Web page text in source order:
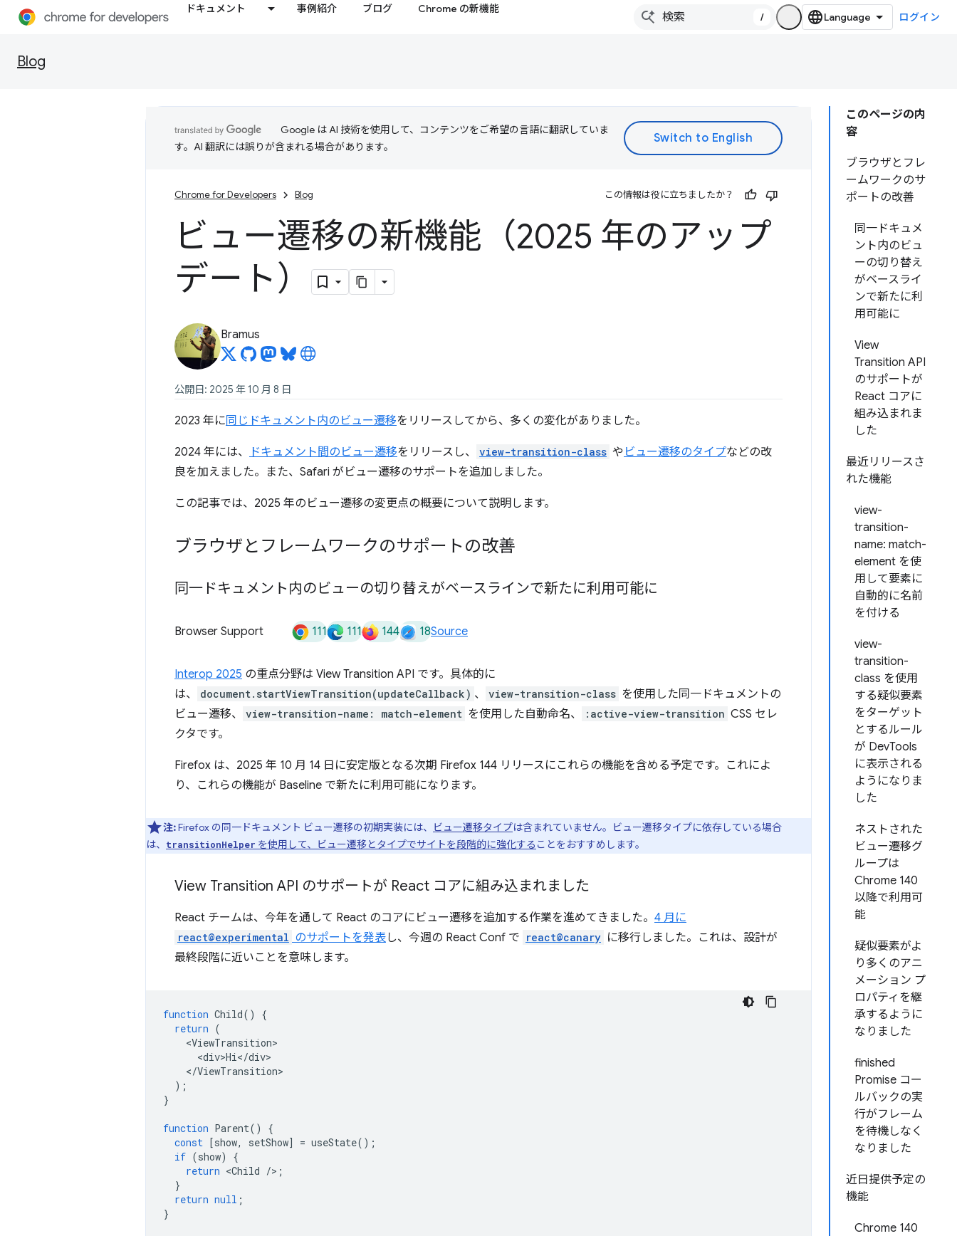
ドキュメント 事例紹介 ブログ Chrome の新機能
/ ログイン
Blog
このページの内
容
ブラウザとフレ
ームワークのサ
ポートの改善
同一ドキュメ
ント内のビュ
ーの切り替え
がベースライ
ンで新たに利
用可能に
View
Transition API
のサポートが
React コアに
組み込まれま
した
最近リリースさ
れた機能
view-
transition-
name: match-
element を使
用して要素に
自動的に名前
を付ける
view-
transition-
class を使用
する疑似要素
をターゲット
とするルール
が DevTools
に表示される
ようになりま
した
ネストされた
ビュー遷移グ
ループは
Chrome 140
以降で利用可
能
疑似要素がよ
り多くのアニ
メーション プ
ロパティを継
承するように
なりました
finished
Promise コー
ルバックの実
行がフレーム
を待機しなく
なりました
近日提供予定の
機能
Chrome 140
Google は AI 技術を使用して、コンテンツをご希望の言語に翻訳していま
す。AI 翻訳には誤りが含まれる場合があります。
Chrome for Developers Blog この情報は役に立ちましたか？
ビュー遷移の新機能（2025 年のアップ
デート）
Bramus
公開日: 2025 年 10 月 8 日
2023 年に同じドキュメント内のビュー遷移をリリースしてから、多くの変化がありました。
2024 年には、 ドキュメント間のビュー遷移をリリースし、 view-transition-class や ビュー遷移のタイプなどの改
良を加えました。また、Safari がビュー遷移のサポートを追加しました。
この記事では、2025 年のビュー遷移の変更点の概要について説明します。
ブラウザとフレームワークのサポートの改善
同一ドキュメント内のビューの切り替えがベースラインで新たに利用可能に
Browser Support 111 111 144 18Source
Interop 2025 の重点分野は View Transition API です。具体的に
は、
document.startViewTransition(updateCallback) 、 view-transition-class を使用した同一ドキュメントの
ビュー遷移、
view-transition-name: match-element を使用した自動命名、 :active-view-transition CSS セレ
クタです。
Firefox は、2025 年 10 月 14 日に安定版となる次期 Firefox 144 リリースにこれらの機能を含める予定です。これによ
り、これらの機能が Baseline で新たに利用可能になります。
注:Firefox の同一ドキュメント ビュー遷移の初期実装には、 ビュー遷移タイプは含まれていません。ビュー遷移タイプに依存している場合
は、
transitionHelper を使用して、ビュー遷移とタイプでサイトを段階的に強化する ことをおすすめします。
View Transition API のサポートが React コアに組み込まれました
React チームは、今年を通して React のコアにビュー遷移を追加する作業を進めてきました。 4 月に
react@experimental のサポートを発表し、今週の React Conf で react@canary に移行しました。これは、設計が
最終段階に近いことを意味します。
function Child()
{
return (
<ViewTransition
<div>Hi</div
</ViewTransition
);
}
function Parent()
{
const [show, setShow] = useState();
if (show)
{
return <Child /> ;
}
return null ;
}